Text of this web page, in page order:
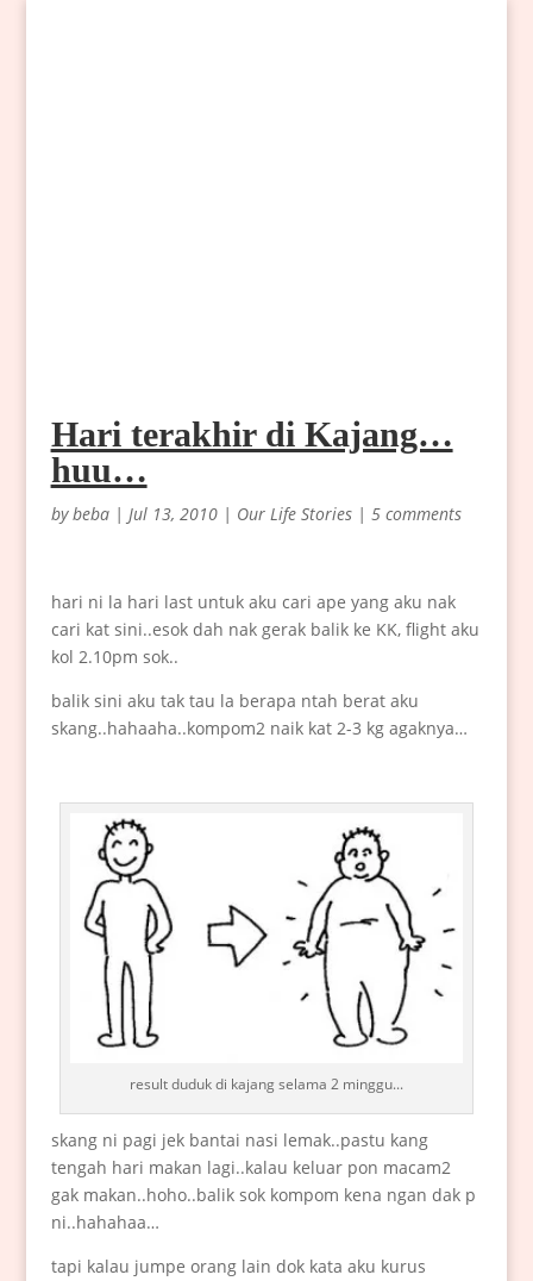
Hari terakhir di Kajang…
huu…
bybeba| Jul 13, 2010| Our Life Stories| 5 comments
hari ni la hari last untuk aku cari ape yang aku nak
cari kat sini..esok dah nak gerak balik ke KK, flight aku
kol 2.10pm sok..
balik sini aku tak tau la berapa ntah berat aku
skang..hahaaha..kompom2 naik kat 2-3 kg agaknya…
result duduk di kajang selama 2 minggu...
skang ni pagi jek bantai nasi lemak..pastu kang
tengah hari makan lagi..kalau keluar pon macam2
gak makan..hoho..balik sok kompom kena ngan dak p
ni..hahahaa…
tapi kalau jumpe orang lain dok kata aku kurus